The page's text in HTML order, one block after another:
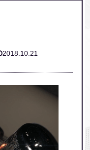
2018.10.21